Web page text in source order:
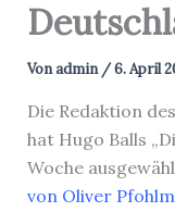
Vonadmin /6. April
Die Redaktion
hat Hugo Balls
Woche
von Oliver